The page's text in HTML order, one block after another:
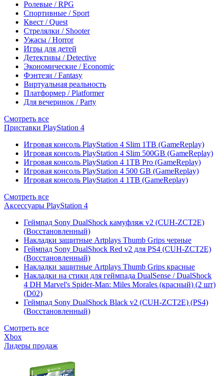
Ролевые / RPG
Спортивные / Sport
Квест / Quest
Стрелялки / Shooter
Ужасы / Horror
Игры для детей
Детективы / Detective
Экономические / Economic
Фэнтези / Fantasy
Виртуальная реальность
Платформер / Platformer
Для вечеринок / Party
Смотреть все
Приставки PlayStation 4
Игровая консоль PlayStation 4 Slim 1TB (GameReplay)
Игровая консоль PlayStation 4 Slim 500GB (GameReplay)
Игровая консоль PlayStation 4 1TB Pro (GameReplay)
Игровая консоль PlayStation 4 500 GB (GameReplay)
Игровая консоль PlayStation 4 1TB (GameReplay)
Смотреть все
Аксессуары PlayStation 4
Геймпад Sony DualShock камуфляж v2 (CUH-ZCT2E)
(Восстановленный)
Накладки защитные Artplays Thumb Grips черные
Геймпад Sony DualShock Red v2 для PS4 (CUH-ZCT2E)
(Восстановленный)
Накладки защитные Artplays Thumb Grips красные
Накладки на стики для геймпада DualSense / DualShock
4 DH Marvel's Spider-Man: Miles Morales (красный) (2 шт)
(D02)
Геймпад Sony DualShock Black v2 (CUH-ZCT2E) (PS4)
(Восстановленный)
Смотреть все
Xbox
Лидеры продаж